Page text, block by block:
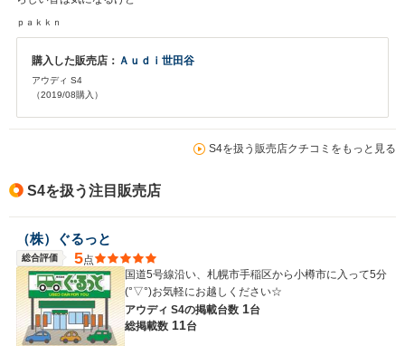
ｐａｋｋｎ
購入した販売店： Ａｕｄｉ世田谷
アウディ S4
（2019/08購入）
S4を扱う販売店クチコミをもっと見る
S4を扱う注目販売店
（株）ぐるっと
総合評価 5点
国道5号線沿い、札幌市手稲区から小樽市に入って5分
(°▽°)お気軽にお越しください☆
アウディ S4の掲載台数 1台
総掲載数 11台